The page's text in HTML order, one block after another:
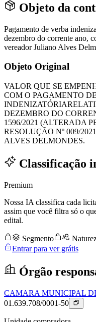
Objeto da
Pagamento de verba
dezembro do corrente ano,
vereador Juliano Alves
Objeto Original
VALOR QUE SE
COM O PAGAMENTO
DEZEMBRO DO
1596/2021 (ALTERADA
RESOLUÇÃO Nº 009/
ALVES DELMONDES.
Classificação
Premium
Nossa IA classifica cada
assim que você filtra só o
edital.
Segmento
Entrar para ver grátis
Órgão
CAMARA MUNICIPAL
01.639.708/0001-50